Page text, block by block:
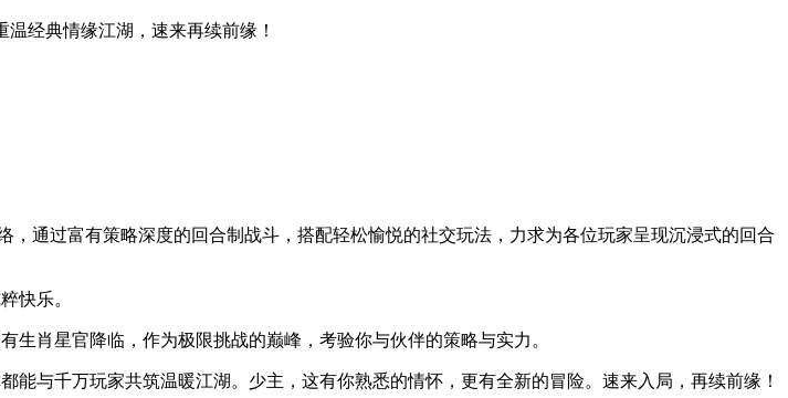
经典情缘江湖，速来再续前缘！
通过富有策略深度的回合制战斗，搭配轻松愉悦的社交玩法，力求为各位玩家呈现沉浸式的回合
快乐。
肖星官降临，作为极限挑战的巅峰，考验你与伙伴的策略与实力。
与千万玩家共筑温暖江湖。少主，这有你熟悉的情怀，更有全新的冒险。速来入局，再续前缘！